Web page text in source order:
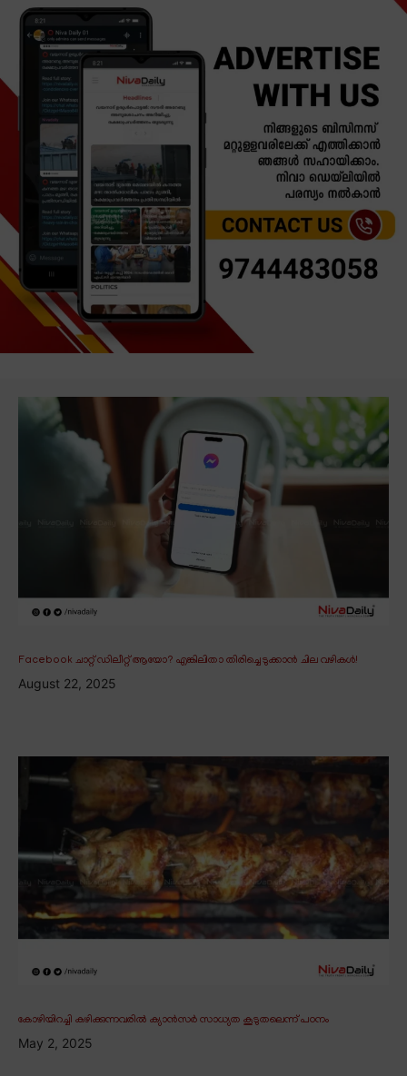
Facebook ചാറ്റ് ഡിലീറ്റ് ആയോ? എങ്കിലിതാ തിരിച്ചെടുക്കാൻ ചില വഴികൾ!
August 22, 2025
കോഴിയിറച്ചി കഴിക്കുന്നവരിൽ ക്യാൻസർ സാധ്യത കൂടുതലെന്ന് പഠനം
May 2, 2025